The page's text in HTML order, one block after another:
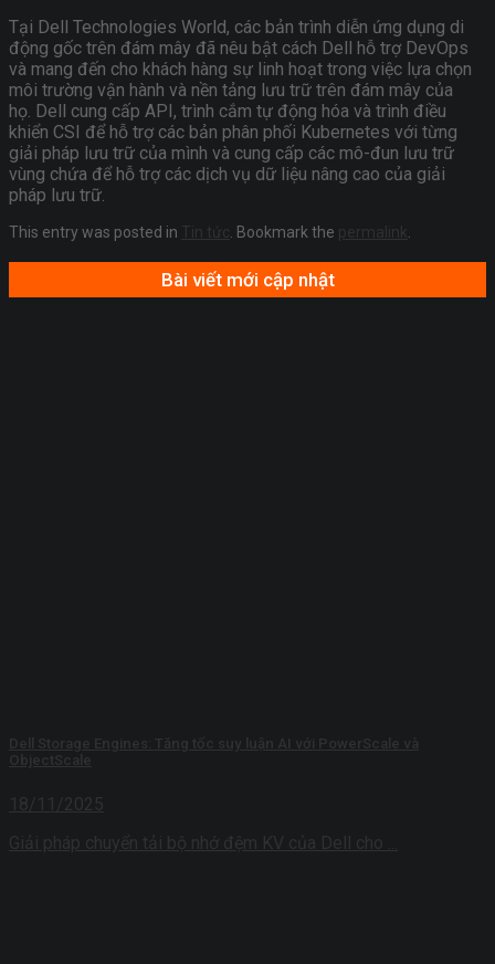
Tại Dell Technologies World, các bản trình diễn ứng dụng di
động gốc trên đám mây đã nêu bật cách Dell hỗ trợ DevOps
và mang đến cho khách hàng sự linh hoạt trong việc lựa chọn
môi trường vận hành và nền tảng lưu trữ trên đám mây của
họ. Dell cung cấp API, trình cắm tự động hóa và trình điều
khiển CSI để hỗ trợ các bản phân phối Kubernetes với từng
giải pháp lưu trữ của mình và cung cấp các mô-đun lưu trữ
vùng chứa để hỗ trợ các dịch vụ dữ liệu nâng cao của giải
pháp lưu trữ.
This entry was posted in Tin tức . Bookmark the permalink
Bài viết mới cập nhật
Dell Storage Engines: Tăng tốc suy luận AI với PowerScale và
ObjectScale
18/11/2025
Giải pháp chuyển tải bộ nhớ đệm KV của Dell cho ...